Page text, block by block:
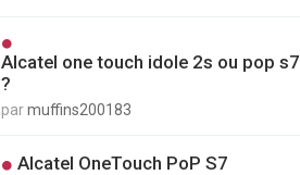
Alcatel one touch idole 2s ou pop s7
?
parmuffins200183
Alcatel OneTouch PoP S7